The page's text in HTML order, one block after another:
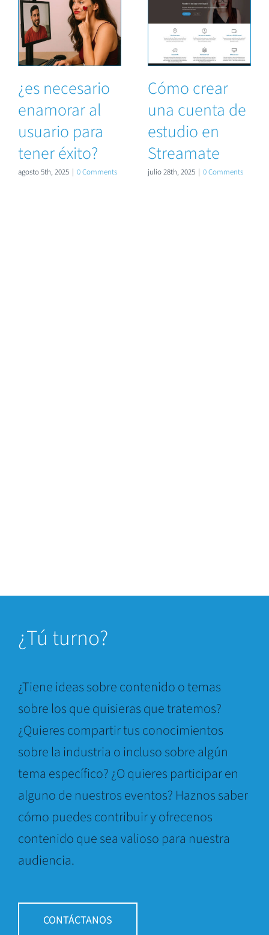
¿es necesario
enamorar al
usuario para
tener éxito?
agosto 5th, 2025 | 0 Comments
Cómo crear
una cuenta de
estudio en
Streamate
julio 28th, 2025 | 0 Comments
¿Tú turno?
¿Tiene ideas sobre contenido o temas
sobre los que quisieras que tratemos?
¿Quieres compartir tus conocimientos
sobre la industria o incluso sobre algún
tema específico? ¿O quieres participar en
alguno de nuestros eventos? Haznos saber
cómo puedes contribuir y ofrecenos
contenido que sea valioso para nuestra
audiencia.
CONTÁCTANOS